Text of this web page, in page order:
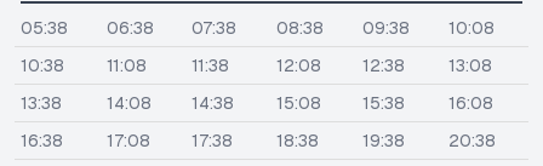
05:38 06:38 07:38 08:38 09:38
10:08
10:38
11:08 11:38 12:08 12:38
13:08
13:38
14:08 14:38 15:08 15:38
16:08
16:38
17:08 17:38 18:38 19:38
20:38